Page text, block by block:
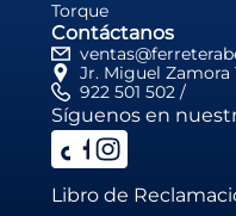
Torque
Contáctanos
922 501 502 /
Jr. Miguel Zamora
Síguenos en
Libro de